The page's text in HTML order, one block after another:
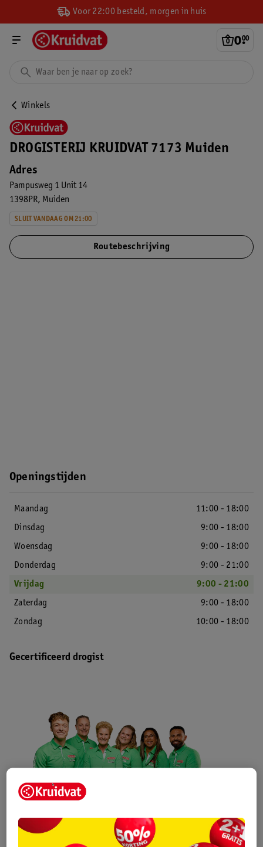
Voor 22:00 besteld, morgen in huis
0.
00
Winkels
DROGISTERIJ KRUIDVAT 7173 Muiden
Adres
Pampusweg 1 Unit 14
1398PR Muiden
SLUIT VANDAAG OM 21:00
Routebeschrijving
Openingstijden
Maandag
11:00 - 18:00
Dinsdag
9:00 - 18:00
Woensdag
9:00 - 18:00
Donderdag
9:00 - 21:00
Vrijdag
9:00 - 21:00
Zaterdag
9:00 - 18:00
Zondag
10:00 - 18:00
Gecertificeerd drogist